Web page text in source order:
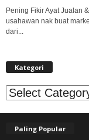
Pening Fikir Ayat Jualan
usahawan nak buat
dari...
Kategori
Kategori
Paling Popular